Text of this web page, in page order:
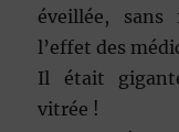
éveillée,
l’effet des
Il était
vitrée !